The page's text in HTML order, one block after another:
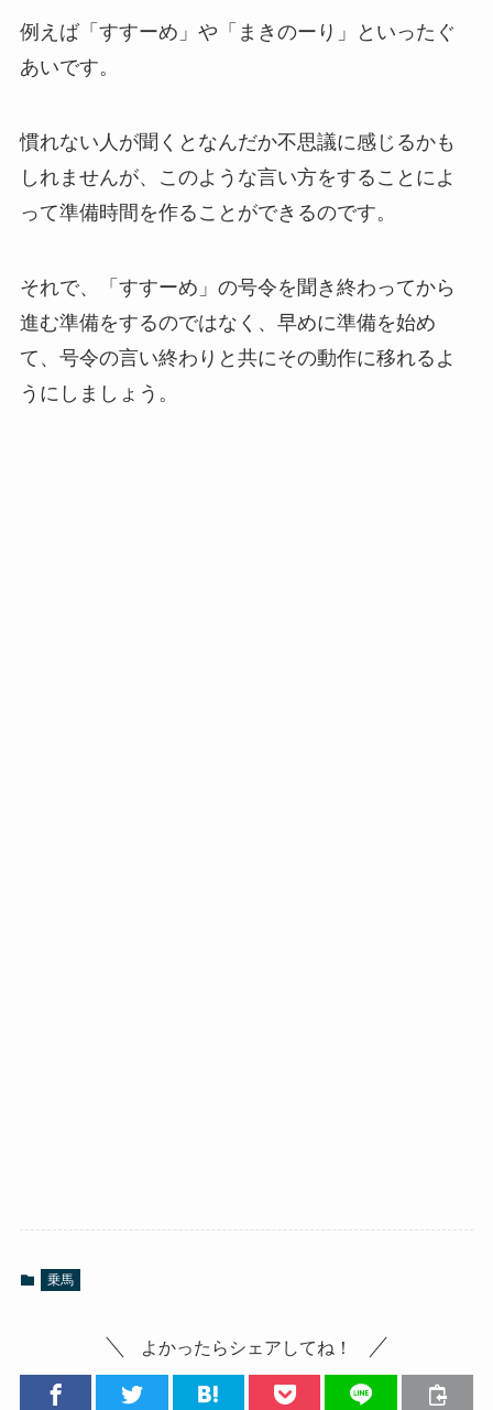
例えば「すすーめ」や「まきのーり」といったぐ
あいです。
慣れない人が聞くとなんだか不思議に感じるかも
しれませんが、このような言い方をすることによ
って準備時間を作ることができるのです。
それで、「すすーめ」の号令を聞き終わってから
進む準備をするのではなく、早めに準備を始め
て、号令の言い終わりと共にその動作に移れるよ
うにしましょう。
乗馬
よかったらシェアしてね！